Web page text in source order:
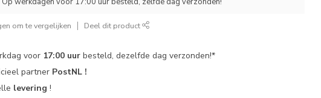
om te vergelijken Deel dit product
voor 17:00 uur besteld, dezelfde dag verzonden!*
partner PostNL !
levering !